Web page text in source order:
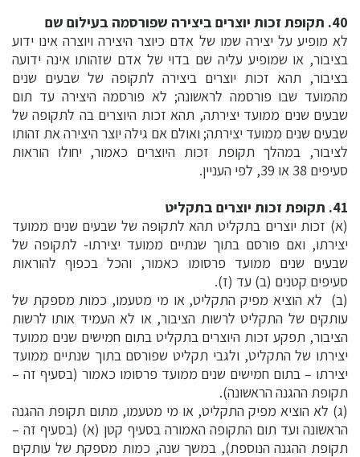
40. תקופת זכות יוצרים ביצירה שפורסמה בעילום שם
לא מופיע על יצירה שמו של אדם כיוצר היצירה ויוצרה אינו ידוע
בציבור, או שמופיע עליה שם בדוי של אדם שזהותו אינה ידועה
בציבור, תהא זכות יוצרים ביצירה לתקופה של שבעים שנים
מהמועד שבו פורסמה לראשונה; לא פורסמה היצירה עד תום
שבעים שנים ממועד יצירתה, תהא זכות היוצרים בה לתקופה של
שבעים שנים ממועד יצירתה; ואולם אם גילה יוצר היצירה את זהותו
לציבור, במהלך תקופת זכות היוצרים כאמור, יחולו הוראות
סעיפים 38 או 39, לפי העניין.
41. תקופת זכות יוצרים בתקליט
(א) זכות יוצרים בתקליט תהא לתקופה של שבעים שנים ממועד
יצירתו, ואם פורסם בתוך שנתיים ממועד יצירתו- לתקופה של
שבעים שנים ממועד פרסומו כאמור, והכל בכפוף להוראות
סעיפים קטנים (ב) עד (ז).
(ב) לא הוציא מפיק התקליט, או מי מטעמו, כמות מספקת של
עותקים של התקליט לרשות הציבור, או לא העמיד אותו לרשות
הציבור, תפקע זכות היוצרים בתקליט בתום חמישים שנים ממועד
יצירתו של התקליט, ולגבי תקליט שפורסם בתוך שנתיים ממועד
יצירתו – בתום חמישים שנים ממועד פרסומו כאמור (בסעיף זה –
תקופת ההגנה הראשונה).
(ג) לא הוציא מפיק התקליט, או מי מטעמו, מתום תקופת ההגנה
הראשונה ועד תום התקופה האמורה בסעיף קטן (א) (בסעיף זה –
תקופת ההגנה הנוספת), במשך שנה, כמות מספקת של עותקים